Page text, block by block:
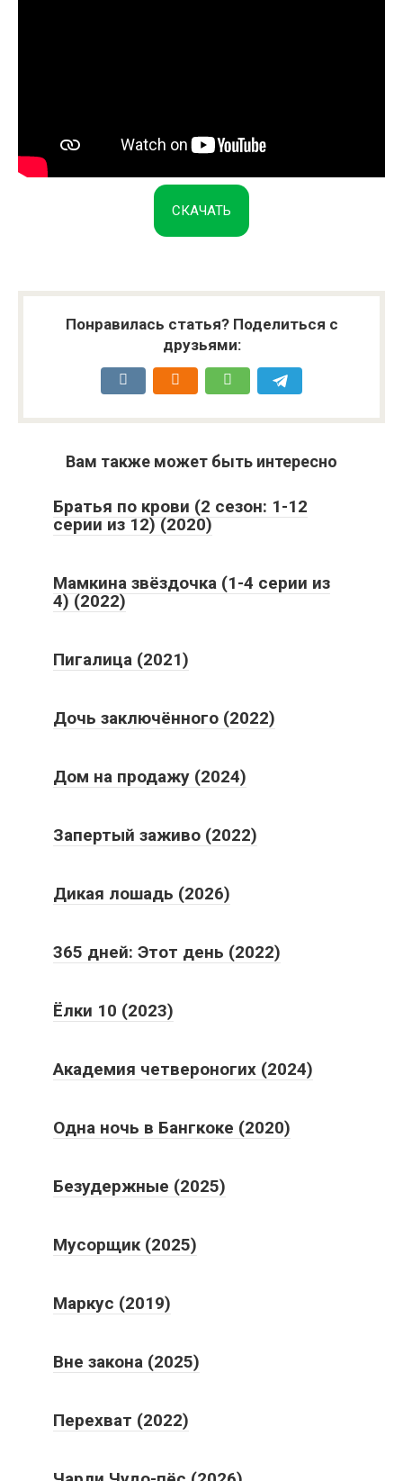
СКАЧАТЬ
Понравилась статья? Поделиться с
друзьями:
Вам также может быть интересно
Братья по крови (2 сезон: 1-12
серии из 12) (2020)
Мамкина звёздочка (1-4 серии из
4) (2022)
Пигалица (2021)
Дочь заключённого (2022)
Дом на продажу (2024)
Запертый заживо (2022)
Дикая лошадь (2026)
365 дней: Этот день (2022)
Ёлки 10 (2023)
Академия четвероногих (2024)
Одна ночь в Бангкоке (2020)
Безудержные (2025)
Мусорщик (2025)
Маркус (2019)
Вне закона (2025)
Перехват (2022)